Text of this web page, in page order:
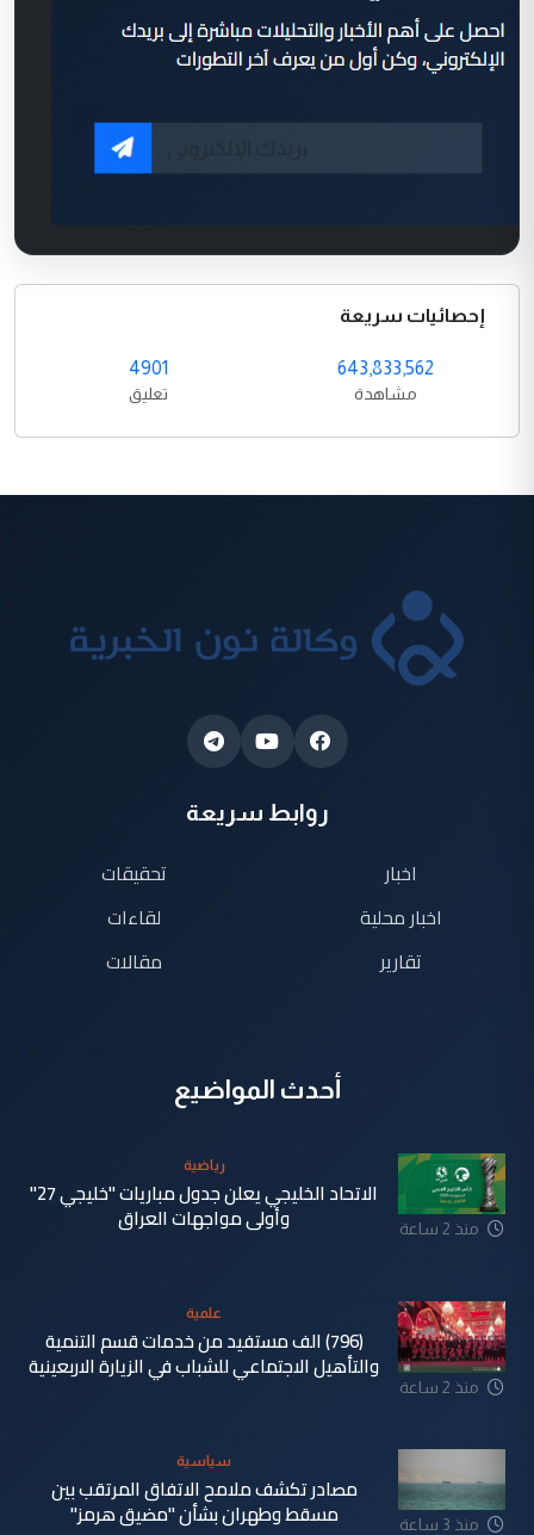
إحصائيات سريعة
643,833,562
مشاهدة
4901
تعليق
روابط سريعة
اخبار
اخبار محلية
تقارير
تحقيقات
لقاءات
مقالات
أحدث المواضيع
منذ 2 ساعة
رياضية
الاتحاد الخليجي يعلن جدول مباريات "خليجي 27"
وأولى مواجهات العراق
منذ 2 ساعة
علمية
(796) الف مستفيد من خدمات قسم التنمية
والتأهيل الاجتماعي للشباب في الزيارة الاربعينية
منذ 3 ساعة
سياسية
مصادر تكشف ملامح الاتفاق المرتقب بين
مسقط وطهران بشأن "مضيق هرمز"